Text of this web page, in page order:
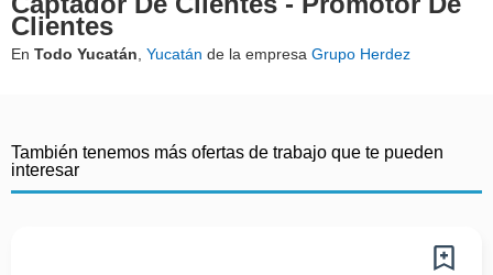
Clientes
En Todo Yucatán Yucatán de la empresa Grupo Herdez
También tenemos más ofertas de trabajo que te pueden
interesar